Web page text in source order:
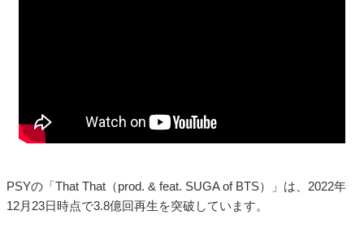
PSYの「That That（prod. & feat. SUGA of BTS）」は、2022年
12月23日時点で3.8億回再生を突破しています。